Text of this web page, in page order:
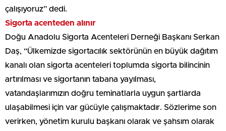
çalışıyoruz” dedi.
Sigorta acenteden alınır
Doğu Anadolu Sigorta Acenteleri Derneği Başkanı Serkan
Daş, “Ülkemizde sigortacılık sektörünün en büyük dağıtım
kanalı olan sigorta acenteleri toplumda sigorta bilincinin
artırılması ve sigortanın tabana yayılması,
vatandaşlarımızın doğru teminatlarla uygun şartlarda
ulaşabilmesi için var gücüyle çalışmaktadır. Sözlerime son
verirken, yönetim kurulu başkanı olarak ve şahsım olarak